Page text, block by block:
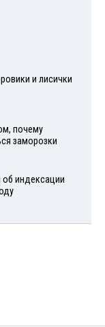
и лисички
почему
заморозки
об индексации